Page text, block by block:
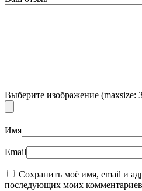
Выберите изображение (maxsize:
Имя
Email
Сохранить моё имя, email и
последующих моих